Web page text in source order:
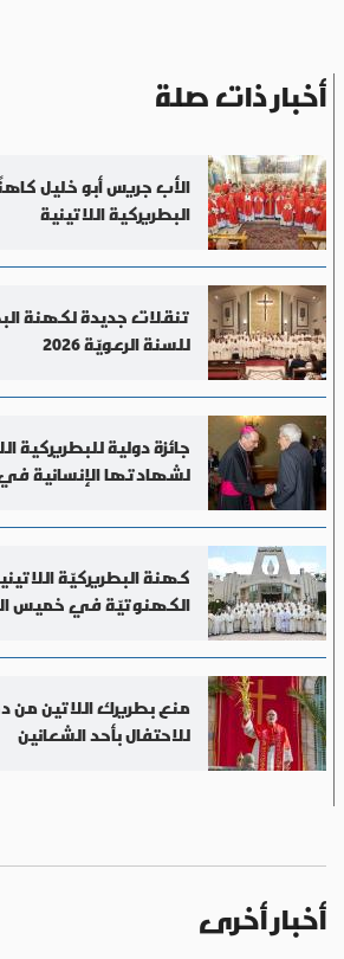
أخبار ذات صلة
الأب جريس أبو خليل
البطريركية اللاتينية
تنقلات جديدة لكهنة
للسنة الرعويّة 2026
جائزة دولية للبطريركية
لشهادتها الإنسانية
كهنة البطريركيّة
الكهنوتيّة في خميس
منع بطريرك اللاتين من
للاحتفال بأحد الشعانين
أخبار أخرى